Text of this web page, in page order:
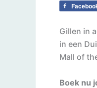
Gillen in
in een
Mall of
Boek nu